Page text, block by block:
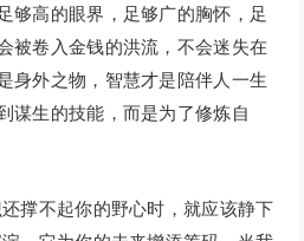
够高的眼界，足够广的胸怀，足
被卷入金钱的洪流，不会迷失在
身外之物，智慧才是陪伴人一生
谋生的技能，而是为了修炼自
不起你的野心时，就应该静下